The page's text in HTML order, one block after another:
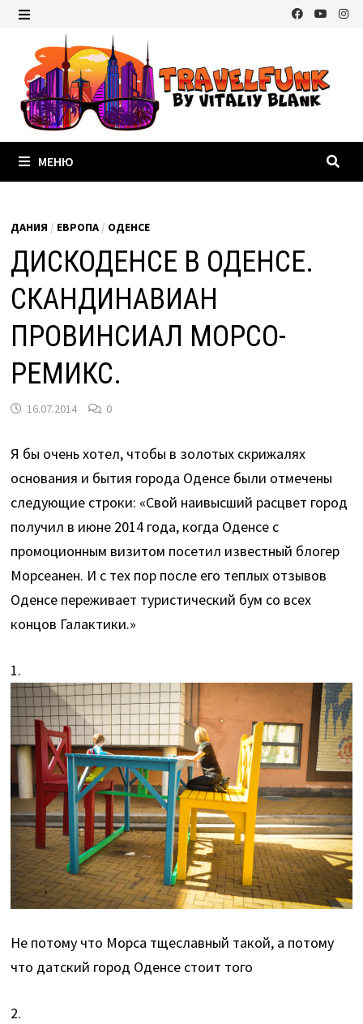
Перейти
содержимому
МЕНЮ
ДАНИЯ / ЕВРОПА / ОДЕНСЕ
ДИСКОДЕНСЕ В ОДЕНСЕ.
СКАНДИНАВИАН
ПРОВИНСИАЛ МОРСО-
РЕМИКС.
16.07.2014 0
Я бы очень хотел, чтобы в золотых скрижалях
основания и бытия города Оденсе были отмечены
следующие строки: «Свой наивысший расцвет город
получил в июне 2014 года, когда Оденсе с
промоционным визитом посетил известный блогер
Морсеанен. И с тех пор после его теплых отзывов
Оденсе переживает туристический бум со всех
концов Галактики.»
1.
Не потому что Морса тщеславный такой, а потому
что датский город Оденсе стоит того
2.